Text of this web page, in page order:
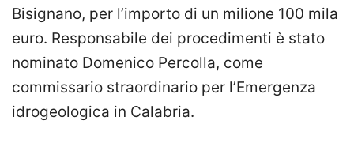
Bisignano, per l’importo di un milione 100 mila
euro. Responsabile dei procedimenti è stato
nominato Domenico Percolla, come
commissario straordinario per l’Emergenza
idrogeologica in Calabria.